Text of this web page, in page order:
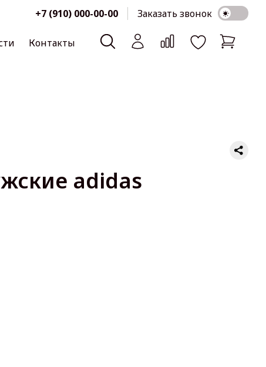
+7 (910) 000-00-00 Заказать звонок
Контакты
adidas